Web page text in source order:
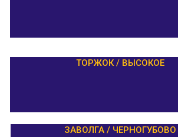
ТОРЖОК / ВЫСОКОЕ
ЗАВОЛГА / ЧЕРНОГУБОВО